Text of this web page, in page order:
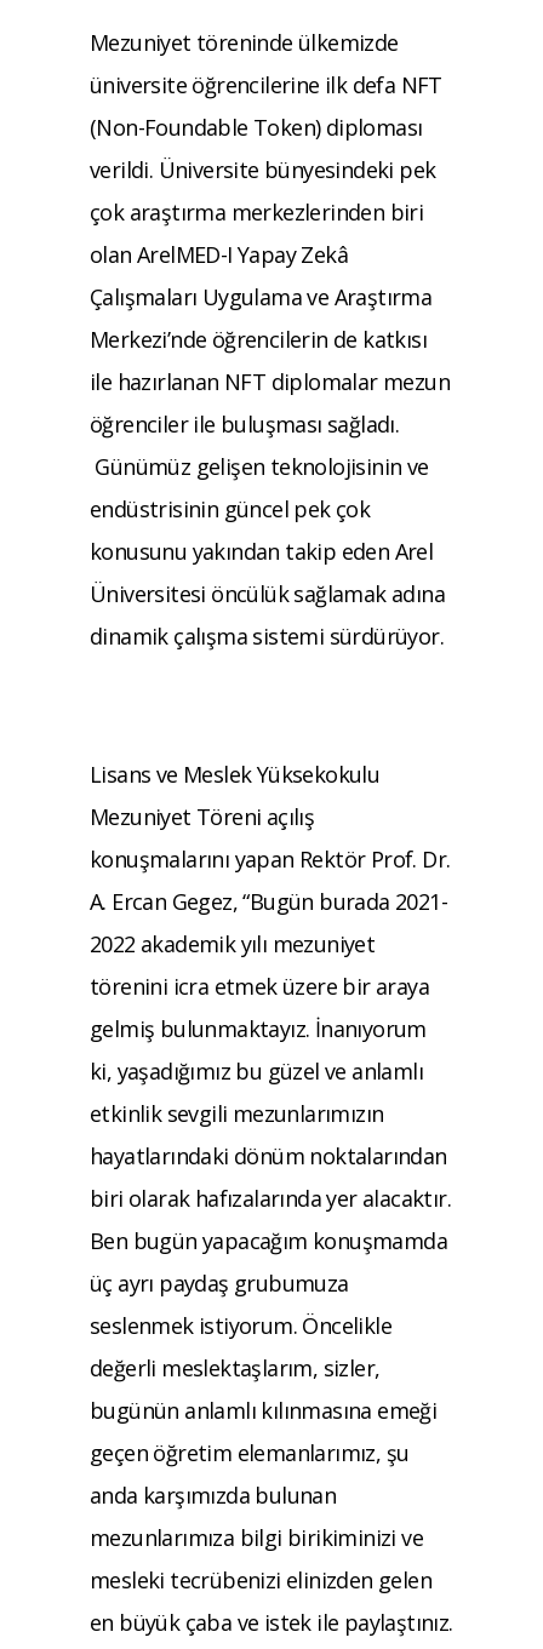
Mezuniyet töreninde ülkemizde
üniversite öğrencilerine ilk defa NFT
(Non-Foundable Token) diploması
verildi. Üniversite bünyesindeki pek
çok araştırma merkezlerinden biri
olan ArelMED-I Yapay Zekâ
Çalışmaları Uygulama ve Araştırma
Merkezi’nde öğrencilerin de katkısı
ile hazırlanan NFT diplomalar mezun
öğrenciler ile buluşması sağladı.
Günümüz gelişen teknolojisinin ve
endüstrisinin güncel pek çok
konusunu yakından takip eden Arel
Üniversitesi öncülük sağlamak adına
dinamik çalışma sistemi sürdürüyor.
Lisans ve Meslek Yüksekokulu
Mezuniyet Töreni açılış
konuşmalarını yapan Rektör Prof. Dr.
A. Ercan Gegez, “Bugün burada 2021-
2022 akademik yılı mezuniyet
törenini icra etmek üzere bir araya
gelmiş bulunmaktayız. İnanıyorum
ki, yaşadığımız bu güzel ve anlamlı
etkinlik sevgili mezunlarımızın
hayatlarındaki dönüm noktalarından
biri olarak hafızalarında yer alacaktır.
Ben bugün yapacağım konuşmamda
üç ayrı paydaş grubumuza
seslenmek istiyorum. Öncelikle
değerli meslektaşlarım, sizler,
bugünün anlamlı kılınmasına emeği
geçen öğretim elemanlarımız, şu
anda karşımızda bulunan
mezunlarımıza bilgi birikiminizi ve
mesleki tecrübenizi elinizden gelen
en büyük çaba ve istek ile paylaştınız.